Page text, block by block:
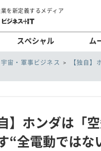
を新定義するメディア
スペシャル ム
宙・軍事ビジネス 【独自
】ホンダは「
“全電動では